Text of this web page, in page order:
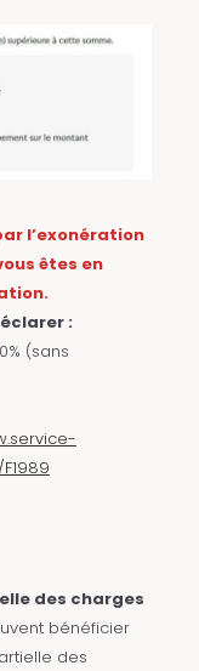
l’exonération
êtes en
:
(sans
des charges
bénéficier
des